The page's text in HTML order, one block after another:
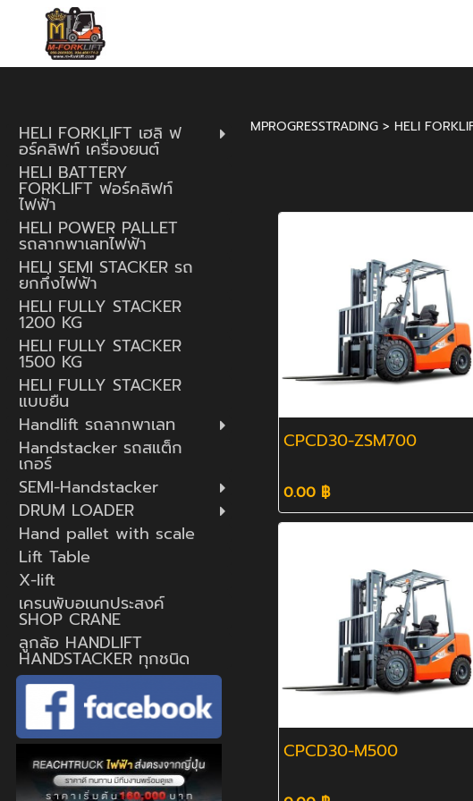
HELI FORKLIFT เฮลิ ฟ
อร์คลิฟท์ เครื่องยนต์
HELI BATTERY
FORKLIFT ฟอร์คลิฟท์
ไฟฟ้า
HELI POWER PALLET
รถลากพาเลทไฟฟ้า
HELI SEMI STACKER รถ
ยกกึ่งไฟฟ้า
HELI FULLY STACKER
1200 KG
HELI FULLY STACKER
1500 KG
HELI FULLY STACKER
แบบยืน
Handlift รถลากพาเลท
Handstacker รถสแต็ก
เกอร์
SEMI-Handstacker
DRUM LOADER
Hand pallet with scale
Lift Table
X-lift
เครนพับอเนกประสงค์
SHOP CRANE
ลูกล้อ HANDLIFT
HANDSTACKER ทุกชนิด
MPROGRESSTRADING> HELI
CPCD30-ZSM700
0.00 ฿
CPCD30-M500